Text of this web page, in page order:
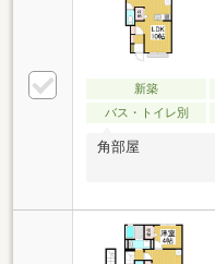
新築
バス・トイレ別
角部屋